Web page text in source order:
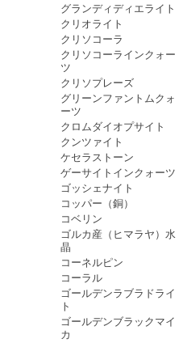
グランディディエライト
クリオライト
クリソコーラ
クリソコーラインクォー
ツ
クリソプレーズ
グリーンファントムクォ
ーツ
クロムダイオプサイト
クンツァイト
ケセラストーン
ゲーサイトインクォーツ
ゴッシェナイト
コッパー（銅）
コベリン
ゴルカ産（ヒマラヤ）水
晶
コーネルピン
コーラル
ゴールデンラブラドライ
ト
ゴールデンブラックマイ
カ